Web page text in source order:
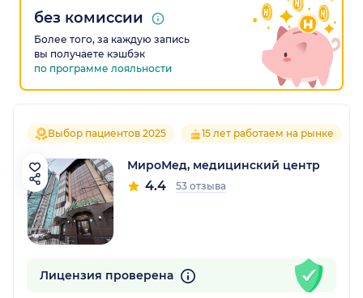
без комиссии
Более того, за каждую запись
вы получаете кэшбэк
по программе лояльности
Выбор пациентов 2025 15 лет работаем на рынке
МироМед, медицинский центр
4.4 53 отзыва
Лицензия проверена